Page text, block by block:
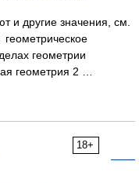
и другие значения, см.
геометрии
геометрия 2 …
18+